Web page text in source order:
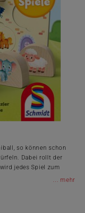
so können schon
Dabei rollt der
jedes Spiel zum
ein. Einfach
...